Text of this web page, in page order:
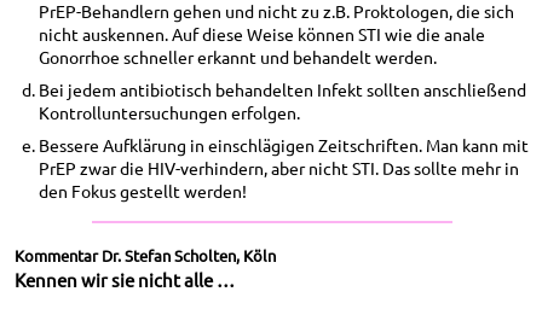
PrEP-Behandlern gehen und nicht zu z.B. Proktologen, die sich
nicht auskennen. Auf diese Weise können STI wie die anale
Gonorrhoe schneller erkannt und behandelt werden.
Bei jedem antibiotisch behandelten Infekt sollten anschließend
Kontrolluntersuchungen erfolgen.
Bessere Aufklärung in einschlägigen Zeitschriften. Man kann mit
PrEP zwar die HIV-verhindern, aber nicht STI. Das sollte mehr in
den Fokus gestellt werden!
Kommentar Dr. Stefan Scholten, Köln
Kennen wir sie nicht alle …